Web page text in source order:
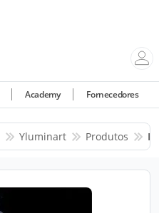
Academy Fornecedores
Yluminart Produtos